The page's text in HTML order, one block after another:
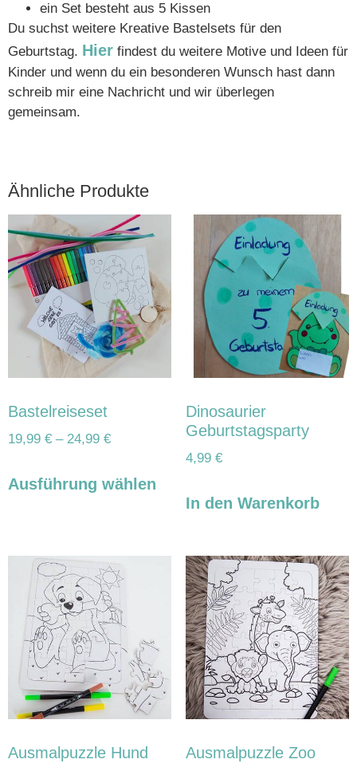
ein Set besteht aus 5 Kissen
Du suchst weitere Kreative Bastelsets für den
Geburtstag. Hier findest du weitere Motive und Ideen für
Kinder und wenn du ein besonderen Wunsch hast dann
schreib mir eine Nachricht und wir überlegen
gemeinsam.
Ähnliche Produkte
Bastelreiseset
19,99 € – 24,99 €
Ausführung wählen
Dinosaurier
Geburtstagsparty
4,99 €
In den Warenkorb
Ausmalpuzzle Hund Ausmalpuzzle Zoo